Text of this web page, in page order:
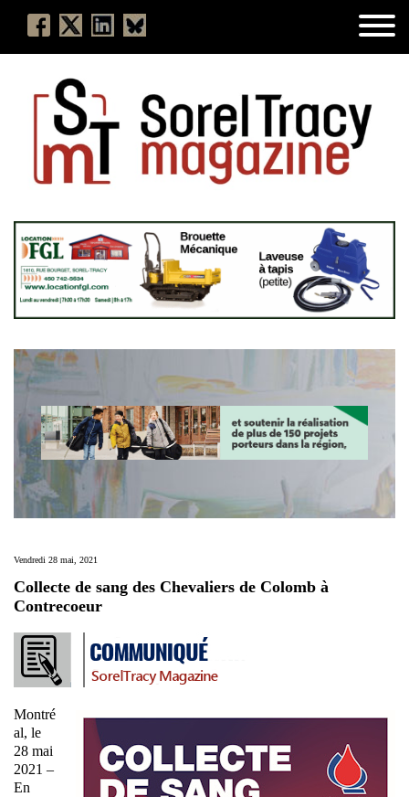
Vendredi 28 mai, 2021
Collecte de sang des Chevaliers de Colomb à
Contrecoeur
Montré
al, le
28 mai
2021 –
En